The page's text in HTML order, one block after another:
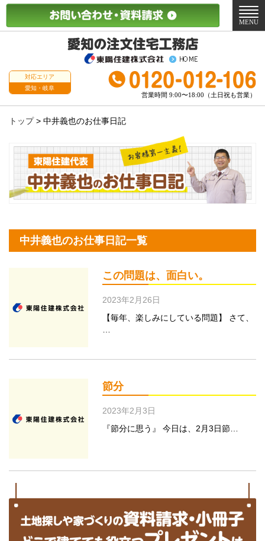
対応エリア
愛知・岐阜
営業時間 9:00〜18:00（土日祝も営業）
メ
ニ
MENU
トップ> 中井義也のお仕事日記
中井義也のお仕事日記一覧
この問題は、面白い。
2023年2月26日
【毎年、楽しみにしている問題】 さて、
節分
2023年2月3日
『節分に思う』 今日は、2月3日節…